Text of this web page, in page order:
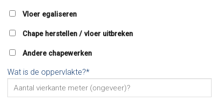
Vloer egaliseren
Chape herstellen / vloer uitbreken
Andere chapewerken
Wat is de oppervlakte?*